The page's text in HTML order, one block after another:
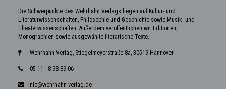
Die Schwerpunkte des Wehrhahn Verlags liegen auf Kultur- und
Literaturwissenschaften, Philosophie und Geschichte sowie Musik- und
Theaterwissenschaften. Außerdem veröffentlichen wir Editionen,
Monographien sowie ausgewählte literarische Texte.
Wehrhahn Verlag, Stiegelmeyerstraße 8a, 30519 Hannover
05 11 - 8 98 89 06
info@wehrhahn-verlag.de